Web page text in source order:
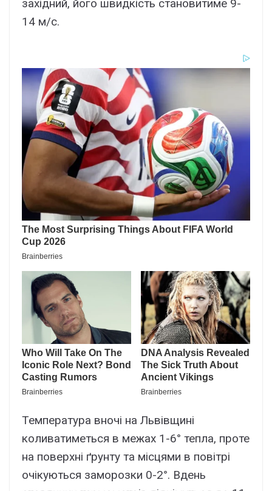
західний, його швидкість становитиме 9-
14 м/с.
Температура вночі на Львівщині
коливатиметься в межах 1-6° тепла, проте
на поверхні ґрунту та місцями в повітрі
очікуються заморозки 0-2°. Вдень